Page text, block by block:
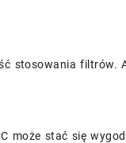
stosowania filtrów.
może stać się